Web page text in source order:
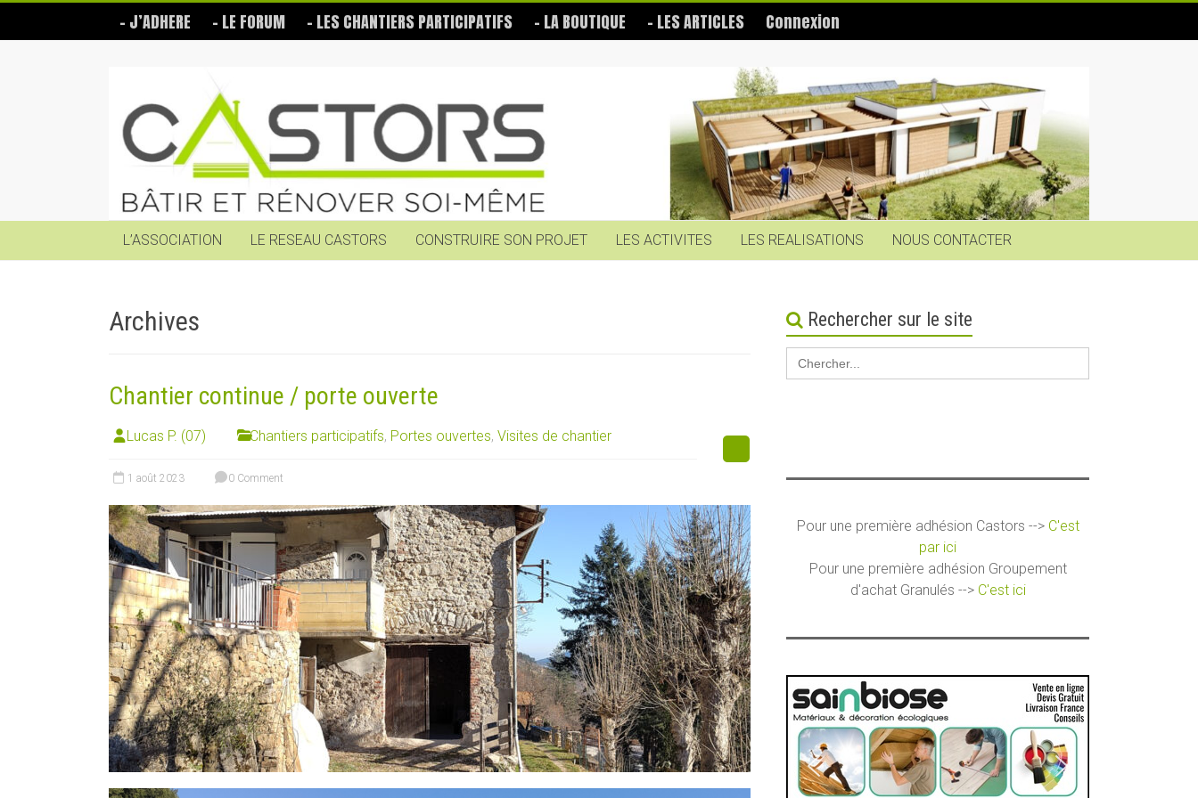
content
– J’ADHERE – LE FORUM – LES CHANTIERS PARTICIPATIFS – LA BOUTIQUE – LES ARTICLES Connexion
Castors
Bâtir
soi-
même
L’ASSOCIATION
LE RESEAU CASTORS CONSTRUIRE SON PROJET LES ACTIVITES LES REALISATIONS NOUS CONTACTER
Archives
Chantier continue / porte ouverte
Lucas P. (07) Chantiers participatifs, Portes ouvertes, Visites de chantier
1 août 2023 0 Comment
Rechercher sur le site
Search
for:
Pour une première adhésion Castors --> C'est
par ici
Pour une première adhésion Groupement
d'achat Granulés --> C'est ici